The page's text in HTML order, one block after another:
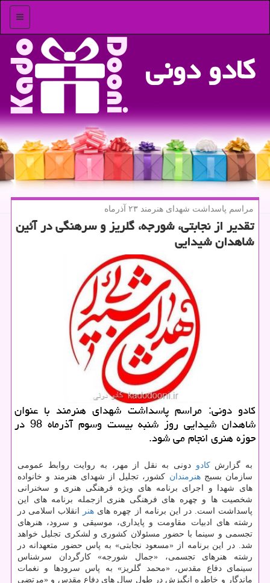
منو
كادو دونی
مراسم پاسداشت شهدای هنرمند ۲۳ آذرماه
تقدیر از نجابتی، شورجه، گلریز و سرهنگی در آئین
شاهدان شیدایی
كادو دونی: مراسم پاسداشت شهدای هنرمند با عنوان
شاهدان شیدایی روز شنبه بیست وسوم آذرماه 98 در
حوزه هنری انجام می شود.
به گزارشكادو دونی به نقل از مهر، به روایت روابط عمومی
سازمان بسبجهنرمندان كشور، تجلیل از شهدای هنرمند و خانواده
های شهدا و اجرای برنامه های ویژه فرهنگی هنری و سخنرانی
شخصیت ها و چهره های فرهنگی هنری ازجمله برنامه های این
پاسداشت است. در این برنامه از چهره های هنر
انقلاب اسلامی در
رشته های ادبیات مقاومت و پایداری، موسیقی و سرود، هنرهای
تجسمی و سینما با حضور مسئولان كشوری و لشكری تجلیل خواهد
شد. در این برنامه از «مسعود نجابتی» به پاس حضور متعهدانه در
رشته هنرهای تجسمی، «جمال شورجه» كارگردان سرشناس
سینمای دفاع مقدس، «محمد گلریز» به پاس سرودها و نغمات
ماندگار و خاطره انگیزش در طول سال های دفاع مقدس و «مرتضی